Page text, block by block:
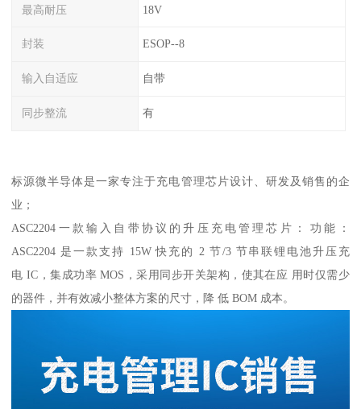
最高耐压 18V
封装 ESOP--8
输入自适应 自带
同步整流 有
标源微半导体是一家专注于充电管理芯片设计、研发及销售的企
业；
ASC2204一款输入自带协议的升压充电管理芯片： 功能：
ASC2204 是一款支持 15W 快充的 2 节/3 节串联锂电池升压充
电 IC，集成功率 MOS，采用同步开关架构，使其在应 用时仅需少
的器件，并有效减小整体方案的尺寸，降 低 BOM 成本。